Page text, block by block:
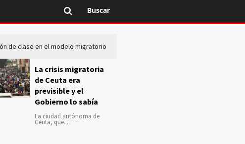
Buscar
de clase en el modelo migratorio
La crisis migratoria
de Ceuta era
previsible y el
Gobierno lo sabía
La ciudad autónoma de
Ceuta, que...